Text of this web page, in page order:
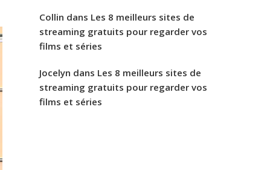
Collin dans Les 8 meilleurs sites de
streaming gratuits pour regarder vos
films et séries
Jocelyn dans Les 8 meilleurs sites de
streaming gratuits pour regarder vos
films et séries